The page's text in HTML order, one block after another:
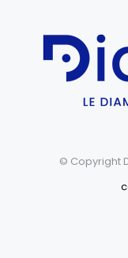
© Copyright